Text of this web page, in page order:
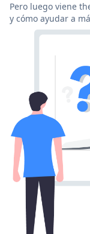
Pero luego viene
y cómo ayudar a